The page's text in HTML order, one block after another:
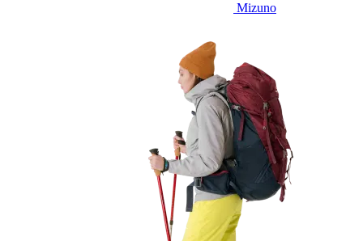
Mizuno